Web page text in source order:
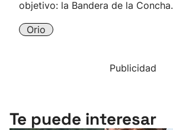
objetivo: la Bandera de la Concha.
Orio
Publicidad
Te puede interesar